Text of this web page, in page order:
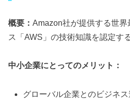
概要： Amazon社が提供する世
ス「AWS」の技術知識を認定す
中小企業にとってのメリット：
グローバル企業とのビジネ